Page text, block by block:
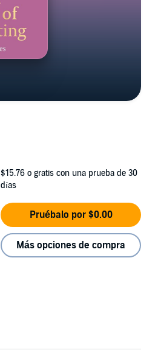
$15.76 o gratis con una prueba de 30
días
Pruébalo por $0.00
Más opciones de compra